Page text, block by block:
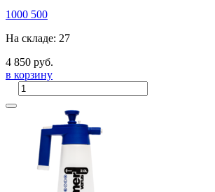
1000 500
На складе: 27
4 850 руб.
в корзину